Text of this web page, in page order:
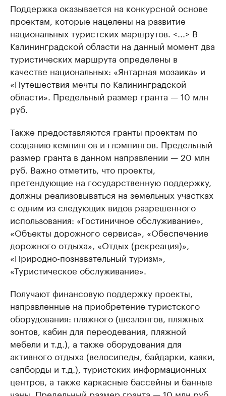
Поддержка оказывается на конкурсной основе
проектам, которые нацелены на развитие
национальных туристских маршрутов. <...> В
Калининградской области на данный момент два
туристических маршрута определены в
качестве национальных: «Янтарная мозаика» и
«Путешествия мечты по Калининградской
области». Предельный размер гранта — 10 млн
руб.
Также предоставляются гранты проектам по
созданию кемпингов и глэмпингов. Предельный
размер гранта в данном направлении — 20 млн
руб. Важно отметить, что проекты,
претендующие на государственную поддержку,
должны реализовываться на земельных участках
с одним из следующих видов разрешенного
использования: «Гостиничное обслуживание»,
«Объекты дорожного сервиса», «Обеспечение
дорожного отдыха», «Отдых (рекреация)»,
«Природно-познавательный туризм»,
«Туристическое обслуживание».
Получают финансовую поддержку проекты,
направленные на приобретение туристского
оборудования: пляжного (шезлонгов, пляжных
зонтов, кабин для переодевания, пляжной
мебели и т.д.), а также оборудования для
активного отдыха (велосипеды, байдарки, каяки,
сапборды и т.д.), туристских информационных
центров, а также каркасные бассейны и банные
чаны. Предельный размер гранта — 10 млн руб.